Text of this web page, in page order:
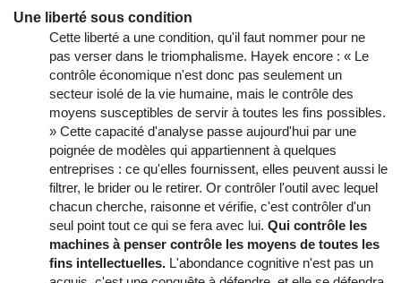
Une liberté sous condition
Cette liberté a une condition, qu'il faut nommer pour ne
pas verser dans le triomphalisme. Hayek encore : « Le
contrôle économique n'est donc pas seulement un
secteur isolé de la vie humaine, mais le contrôle des
moyens susceptibles de servir à toutes les fins possibles.
» Cette capacité d'analyse passe aujourd'hui par une
poignée de modèles qui appartiennent à quelques
entreprises : ce qu'elles fournissent, elles peuvent aussi le
filtrer, le brider ou le retirer. Or contrôler l'outil avec lequel
chacun cherche, raisonne et vérifie, c'est contrôler d'un
seul point tout ce qui se fera avec lui. Qui contrôle les
machines à penser contrôle les moyens de toutes les
fins intellectuelles. L'abondance cognitive n'est pas un